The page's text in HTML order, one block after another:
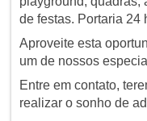
de festas. Portaria 24
Aproveite esta
um de nossos
Entre em contato,
realizar o sonho de